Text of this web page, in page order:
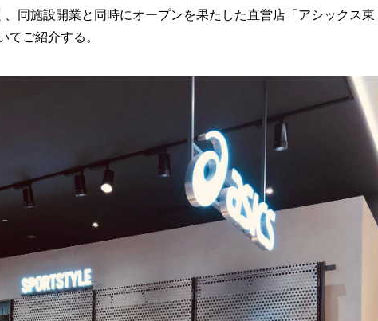
同施設開業と同時にオープンを果たした直営店「アシックス東
てご紹介する。